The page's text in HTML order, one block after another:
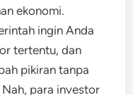
ekonomi.
ingin Anda
tertentu, dan
pikiran tanpa
para investor